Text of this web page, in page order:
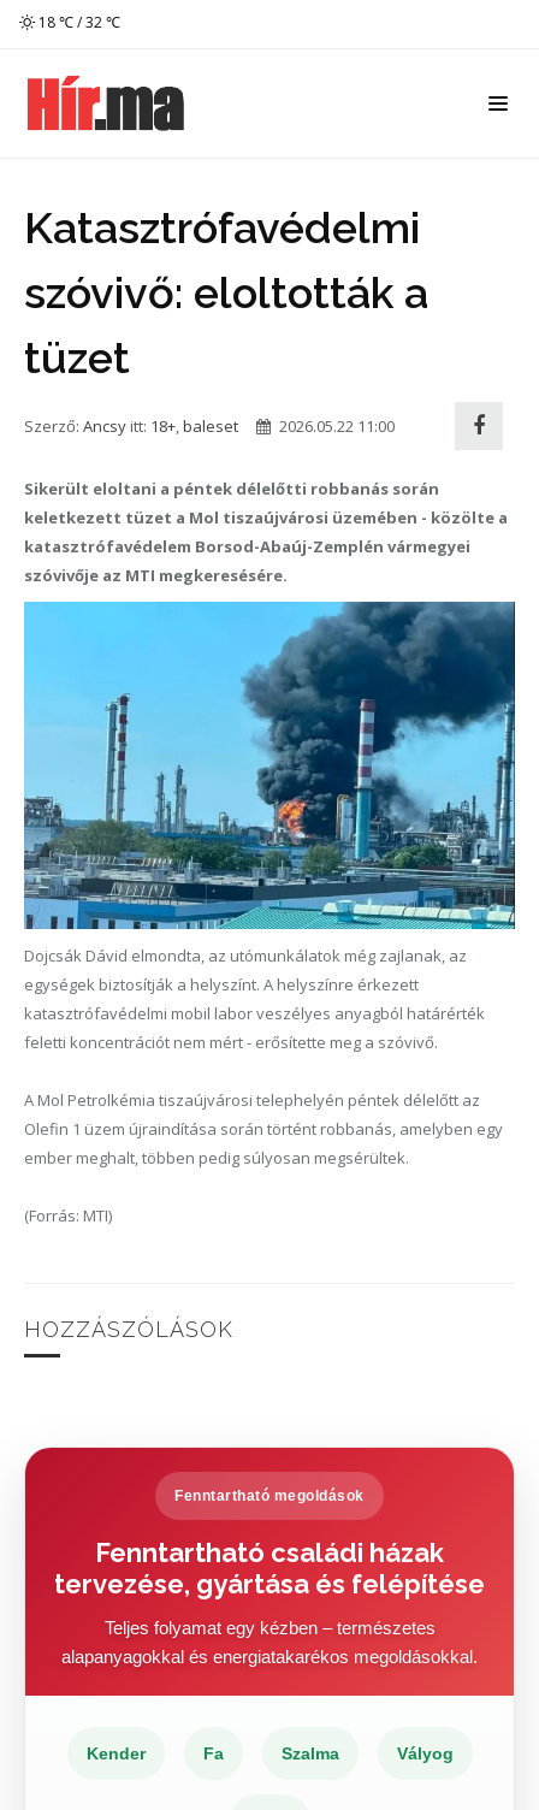
18 ℃ / 32 ℃
Katasztrófavédelmi
szóvivő: eloltották a
tüzet
Szerző: Ancsy itt: 18+,baleset 2026.05.22 11:00
Sikerült eloltani a péntek délelőtti robbanás során
keletkezett tüzet a Mol tiszaújvárosi üzemében - közölte a
katasztrófavédelem Borsod-Abaúj-Zemplén vármegyei
szóvivője az MTI megkeresésére.
Dojcsák Dávid elmondta, az utómunkálatok még zajlanak, az
egységek biztosítják a helyszínt. A helyszínre érkezett
katasztrófavédelmi mobil labor veszélyes anyagból határérték
feletti koncentrációt nem mért - erősítette meg a szóvivő.
A Mol Petrolkémia tiszaújvárosi telephelyén péntek délelőtt az
Olefin 1 üzem újraindítása során történt robbanás, amelyben egy
ember meghalt, többen pedig súlyosan megsérültek.
(Forrás: MTI)
HOZZÁSZÓLÁSOK
Fenntartható megoldások
Fenntartható családi házak
tervezése, gyártása és felépítése
Teljes folyamat egy kézben – természetes
alapanyagokkal és energiatakarékos megoldásokkal.
Kender Fa Szalma Vályog